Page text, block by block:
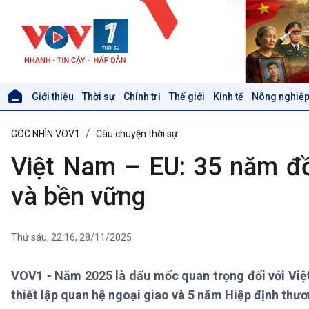
Giới thiệu Thời sự Chính trị Thế giới Kinh tế Nông
Thời sự 6h
Thời sự 18h
Xã hội
Tin Đời sống & Xã hội
Khoa học & Công nghệ
Tin Khoa học & Công nghệ
GÓC NHÌN VOV1 Câu chuyện thời sự
Việt Nam – EU: 35 năm
và bền vững
Thứ sáu, 22:16, 28/11/2025
VOV1 - Năm 2025 là dấu mốc quan trọng đối với
thiết lập quan hệ ngoại giao và 5 năm Hiệp định